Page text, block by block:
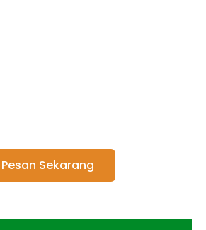
Pesan Sekarang